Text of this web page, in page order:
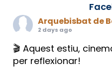
Arquebisbat de
2 days ago
🎬 Aquest estiu,
per reflexionar!